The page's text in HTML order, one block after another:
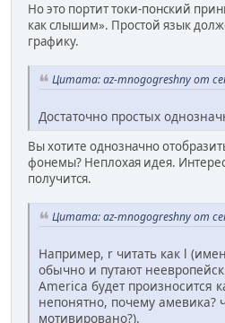
Но это портит токи-понский
как слышим». Простой язык
графику.
Цитата: az-mnogogreshny от
Достаточно простых
Вы хотите однозначно
фонемы? Неплохая идея.
получится.
Цитата: az-mnogogreshny от
Например, r читать как l
обычно и путают
America будет произносится
непонятно, почему амевика?
мотивировано?).